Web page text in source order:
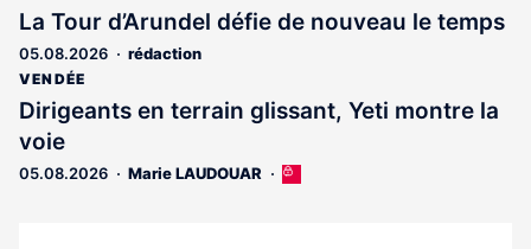
réservé
La Tour d’Arundel défie de nouveau le temps
05.08.2026 rédaction
VENDÉE
Dirigeants en terrain glissant, Yeti montre la
voie
05.08.2026 Marie LAUDOUAR
Cet